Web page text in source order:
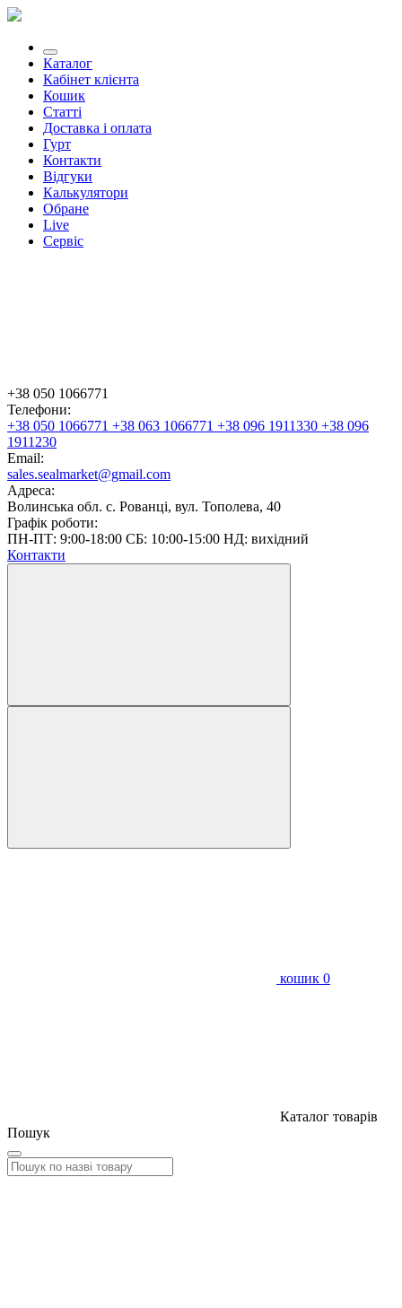
Каталог
Кабінет клієнта
Кошик
Статті
Доставка і оплата
Гурт
Контакти
Відгуки
Калькулятори
Обране
Live
Сервіс
+38 050 1066771
Телефони:
+38 050 1066771 +38 063 1066771 +38 096 1911330 +38 096
1911230
Email:
sales.sealmarket@gmail.com
Адреса:
Волинська обл. с. Рованці, вул. Тополева, 40
Графік роботи:
ПН-ПТ: 9:00-18:00 СБ: 10:00-15:00 НД: вихідний
Контакти
кошик 0
Каталог товарів
Пошук